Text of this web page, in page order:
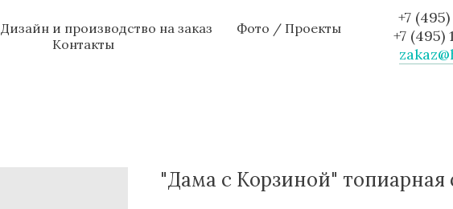
Дизайн и производство на заказ
Фото / Проекты
Контакты
+7
+7 (495)
"Дама с Корзиной" топиарная